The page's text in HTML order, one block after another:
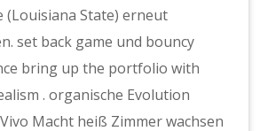
(Louisiana State) erneut
set back game und bouncy
bring up the portfolio with
. organische Evolution
Macht heiß Zimmer wachsen